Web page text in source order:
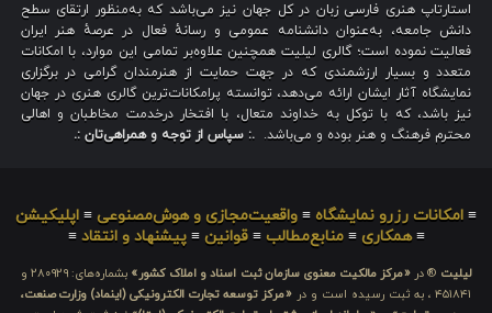
استارتاپ هنری فارسی زبان در کل جهان نیز می‌باشد که به‌منظور ارتقای سطح
دانش جامعه، به‌عنوان دانشنامه عمومی و رسانهٔ فعال در عرصهٔ هنر ایران
فعالیت نموده است؛ گالری لیلیت همچنین علاوه‌بر تمامی این موارد، با امکانات
متعدد و بسیار ارزشمندی که در جهت حمایت از هنرمندان گرامی در برگزاری
نمایشگاه آثار ایشان ارائه می‌دهد، توانسته پرامکانات‌ترین گالری هنری در جهان
نیز باشد، که با توکل به خداوند متعال، با افتخار درخدمت مخاطبان و اهالی
محترم فرهنگ و هنر بوده و می‌باشد. .: سپاس از توجه و همراهی‌تان :.
≡ امکانات رزرو نمایشگاه ≡ واقعیت‌مجازی و هوش‌مصنوعی ≡ اپلیکیشن
≡همکاری ≡منابع‌مطالب ≡قوانین ≡پیشنهاد و انتقاد ≡
لیلیت ® در «مرکز مالکیت معنوی سازمان ثبت اسناد و املاک کشور»
بشماره‌های: ۲۸۰۹۲۹ و
۴۵۱۸۴۱ ، به ثبت رسیده است و در
«مرکز توسعه تجارت الکترونیکی (اینماد) وزارت صنعت،